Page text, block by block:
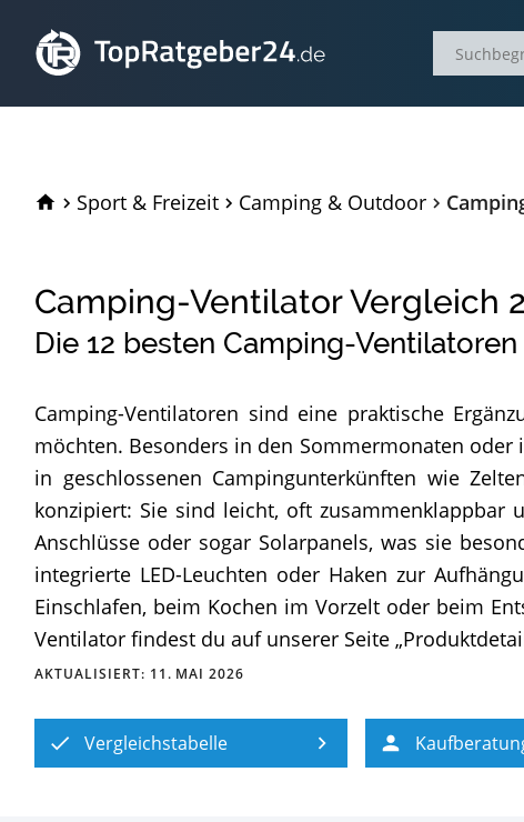
TopRatgeber24.de
Sport & Freizeit Camping & Outdoor
Camping-Ventilator Vergleich
Die 12 besten Camping-
Camping-Ventilatoren sind eine praktische
möchten. Besonders in den Sommermonaten
in geschlossenen Campingunterkünften wie
konzipiert: Sie sind leicht, oft zusammenklappbar
Anschlüsse oder sogar Solarpanels, was sie
integrierte LED-Leuchten oder Haken zur
Einschlafen, beim Kochen im Vorzelt oder beim
Ventilator findest du auf unserer Seite
AKTUALISIERT: 11. MAI 2026
Vergleichstabelle